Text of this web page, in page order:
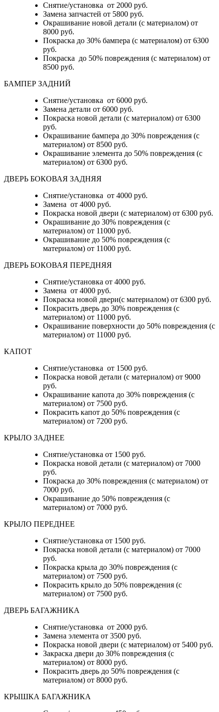
Снятие/установка от 2000 руб.
Замена запчастей от 5800 руб.
Окрашивание новой детали (с материалом) от
8000 руб.
Покраска до 30% бампера (с материалом) от 6300
руб.
Покраска до 50% повреждения (с материалом) от
8500 руб.
БАМПЕР ЗАДНИЙ
Снятие/установка от 6000 руб.
Замена детали от 6000 руб.
Покраска новой детали (с материалом) от 6300
руб.
Окрашивание бампера до 30% повреждения (с
материалом) от 8500 руб.
Окрашивание элемента до 50% повреждения (с
материалом) от 6300 руб.
ДВЕРЬ БОКОВАЯ ЗАДНЯЯ
Снятие/установка от 4000 руб.
Замена от 4000 руб.
Покраска новой двери (с материалом) от 6300 руб.
Окрашивание до 30% повреждения (с
материалом) от 11000 руб.
Окрашивание до 50% повреждения (с
материалом) от 11000 руб.
ДВЕРЬ БОКОВАЯ ПЕРЕДНЯЯ
Снятие/установка от 4000 руб.
Замена от 4000 руб.
Покраска новой двери(с материалом) от 6300 руб.
Покрасить дверь до 30% повреждения (с
материалом) от 11000 руб.
Окрашивание поверхности до 50% повреждения (с
материалом) от 11000 руб.
КАПОТ
Снятие/установка от 1500 руб.
Покраска новой детали (с материалом) от 9000
руб.
Окрашивание капота до 30% повреждения (с
материалом) от 7500 руб.
Покрасить капот до 50% повреждения (с
материалом) от 7200 руб.
КРЫЛО ЗАДНЕЕ
Снятие/установка от 1500 руб.
Покраска новой детали (с материалом) от 7000
руб.
Покраска до 30% повреждения (с материалом) от
7000 руб.
Окрашивание до 50% повреждения (с
материалом) от 7000 руб.
КРЫЛО ПЕРЕДНЕЕ
Снятие/установка от 1500 руб.
Покраска новой детали (с материалом) от 7000
руб.
Покраска крыла до 30% повреждения (с
материалом) от 7500 руб.
Покрасить крыло до 50% повреждения (с
материалом) от 7500 руб.
ДВЕРЬ БАГАЖНИКА
Снятие/установка от 2000 руб.
Замена элемента от 3500 руб.
Покраска новой двери (с материалом) от 5400 руб.
Закраска двери до 30% повреждения (с
материалом) от 8000 руб.
Покрасить дверь до 50% повреждения (с
материалом) от 8000 руб.
КРЫШКА БАГАЖНИКА